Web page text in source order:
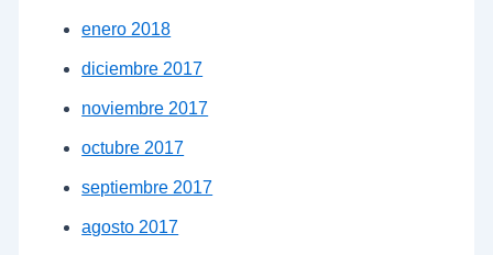
enero 2018
diciembre 2017
noviembre 2017
octubre 2017
septiembre 2017
agosto 2017